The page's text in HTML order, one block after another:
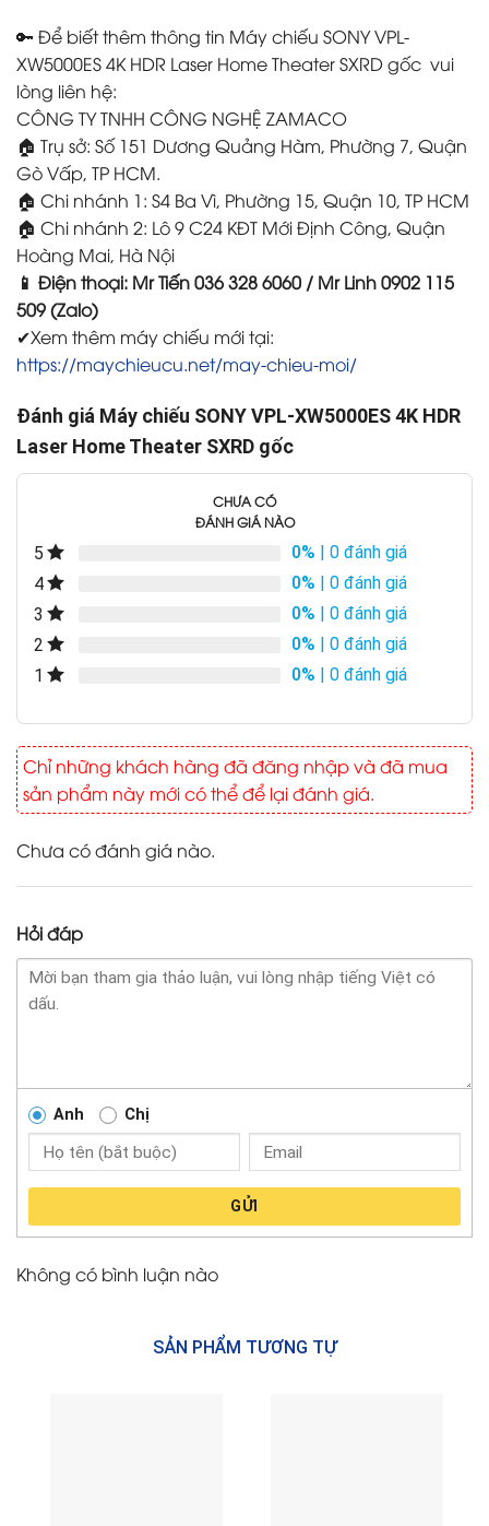
🔑 Để biết thêm thông tin Máy chiếu SONY VPL-
XW5000ES 4K HDR Laser Home Theater SXRD gốc vui
lòng liên hệ:
CÔNG TY TNHH CÔNG NGHỆ ZAMACO
🏠 Trụ sở: Số 151 Dương Quảng Hàm, Phường 7, Quận
Gò Vấp, TP HCM.
🏠 Chi nhánh 1: S4 Ba Vì, Phường 15, Quận 10, TP HCM
🏠 Chi nhánh 2: Lô 9 C24 KĐT Mới Định Công, Quận
Hoàng Mai, Hà Nội
📱 Điện thoại: Mr Tiến 036 328 6060 / Mr Linh 0902 115
509 (Zalo)
✔Xem thêm máy chiếu mới tại:
https://maychieucu.net/may-chieu-moi/
Đánh giá Máy chiếu SONY VPL-XW5000ES 4K HDR
Laser Home Theater SXRD gốc
CHƯA CÓ
ĐÁNH GIÁ NÀO
5 0% | 0 đánh giá
4
0% | 0 đánh giá
3
0% | 0 đánh giá
2
0% | 0 đánh giá
1
0% | 0 đánh giá
Chỉ những khách hàng đã đăng nhập và đã mua
sản phẩm này mới có thể để lại đánh giá.
Chưa có đánh giá nào.
Hỏi đáp
Anh Chị
GỬI
Không có bình luận nào
SẢN PHẨM TƯƠNG TỰ